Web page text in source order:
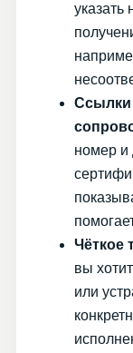
указать
Ссылки
номер и
Чёткое
вы
или